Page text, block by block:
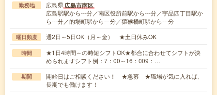
勤務地 広島県広島市南区
広島駅駅から---分／南区役所前駅から---分／宇品四丁目駅か
ら---分／的場町駅から---分／猿猴橋町駅から---分
曜日頻度 週2日～5日OK（月～金） ★土日休みOK
時間
★1日4時間～の時短シフトOK★都合に合わせてシフトが決
められますシフト例：7：00～16：009：…
期間
開始日はご相談ください！ ★急募 ★職場が気に入れば、
長期でも働けます！